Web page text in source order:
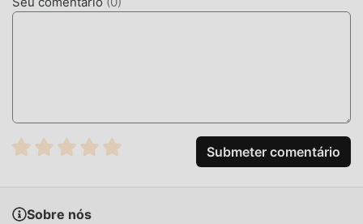
Submeter comentário
Sobre nós